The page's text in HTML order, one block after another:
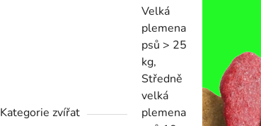
Kategorie zvířat
Velká
plemena
psů > 25
kg,
Středně
velká
plemena